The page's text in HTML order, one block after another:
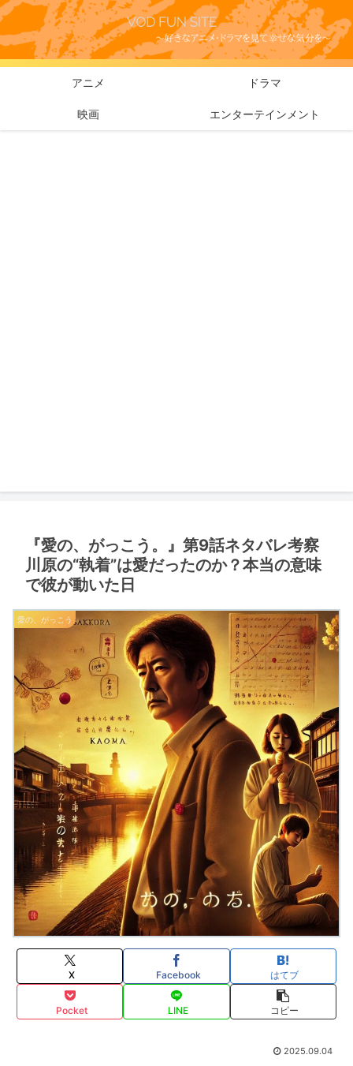
アニメ ドラマ
映画 エンターテインメント
『愛の、がっこう。』第9話ネタバレ考察
川原の“執着”は愛だったのか？本当の意味
で彼が動いた日
愛の、がっこう
X Facebook はてブ
Pocket LINE コピー
2025.09.04